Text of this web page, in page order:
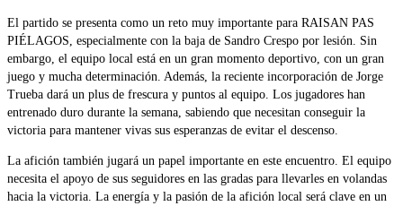
El partido se presenta como un reto muy importante para RAISAN PAS
PIÉLAGOS, especialmente con la baja de Sandro Crespo por lesión. Sin
embargo, el equipo local está en un gran momento deportivo, con un gran
juego y mucha determinación. Además, la reciente incorporación de Jorge
Trueba dará un plus de frescura y puntos al equipo. Los jugadores han
entrenado duro durante la semana, sabiendo que necesitan conseguir la
victoria para mantener vivas sus esperanzas de evitar el descenso.
La afición también jugará un papel importante en este encuentro. El equipo
necesita el apoyo de sus seguidores en las gradas para llevarles en volandas
hacia la victoria. La energía y la pasión de la afición local será clave en un